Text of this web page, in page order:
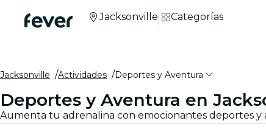
Jacksonville Categorías
Jacksonville Actividades Deportes y Aventura
Deportes y Aventura en